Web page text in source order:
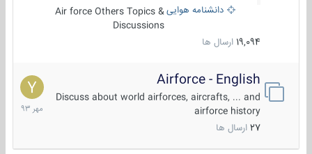
دانشنامه هواییAir force Others Topics &
Discussions
19,094 ارسال ها
Airforce - English
Discuss about world airforces, aircrafts, ... and
airforce history
27 ارسال ها
15
مهر
1393